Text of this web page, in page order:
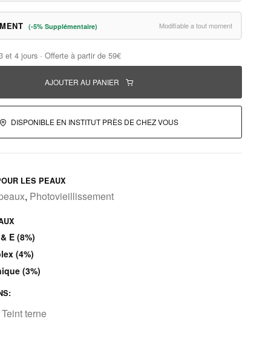
(-5% Supplémentaire) Modifiable a tout moment
et 4 jours · Offerte à partir de 59€
AJOUTER AU PANIER
DISPONIBLE EN INSTITUT PRÈS DE CHEZ VOUS
LES PEAUX
, Photovieillissement
E (8%)
(4%)
(3%)
Teint terne